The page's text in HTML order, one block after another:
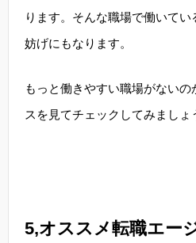
ります。そんな職場で働いて
妨げにもなります。
もっと働きやすい職場がない
スを見てチェックしてみましょ
5,オススメ転職エー